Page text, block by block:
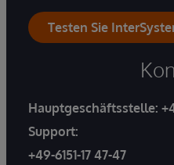
Testen Sie
Hauptgeschäftsstelle:
Support:
+49-6151-17 47-47